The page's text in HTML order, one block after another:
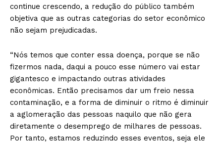
continue crescendo, a redução do público também
objetiva que as outras categorias do setor econômico
não sejam prejudicadas.
“Nós temos que conter essa doença, porque se não
fizermos nada, daqui a pouco esse número vai estar
gigantesco e impactando outras atividades
econômicas. Então precisamos dar um freio nessa
contaminação, e a forma de diminuir o ritmo é diminuir
a aglomeração das pessoas naquilo que não gera
diretamente o desemprego de milhares de pessoas.
Por tanto, estamos reduzindo esses eventos, seja ele